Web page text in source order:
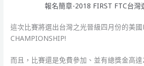
報名簡章-2018 FIRST FTC台灣
這次比賽將選出台灣之光晉級四月份的美國
CHAMPIONSHIP!
而且，比賽還是免費參加、並有總獎金高